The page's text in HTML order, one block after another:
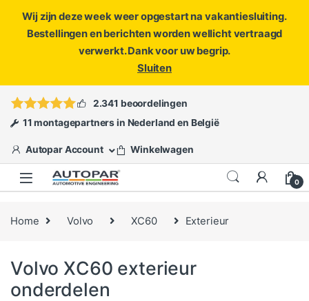
Wij zijn deze week weer opgestart na vakantiesluiting.
Bestellingen en berichten worden wellicht vertraagd
verwerkt. Dank voor uw begrip.
Sluiten
ofopen een ticket
2.341 beoordelingen
11 montagepartners in Nederland en België
Autopar Account Winkelwagen
0
Home Volvo XC60 Exterieur
Volvo XC60 exterieur
onderdelen